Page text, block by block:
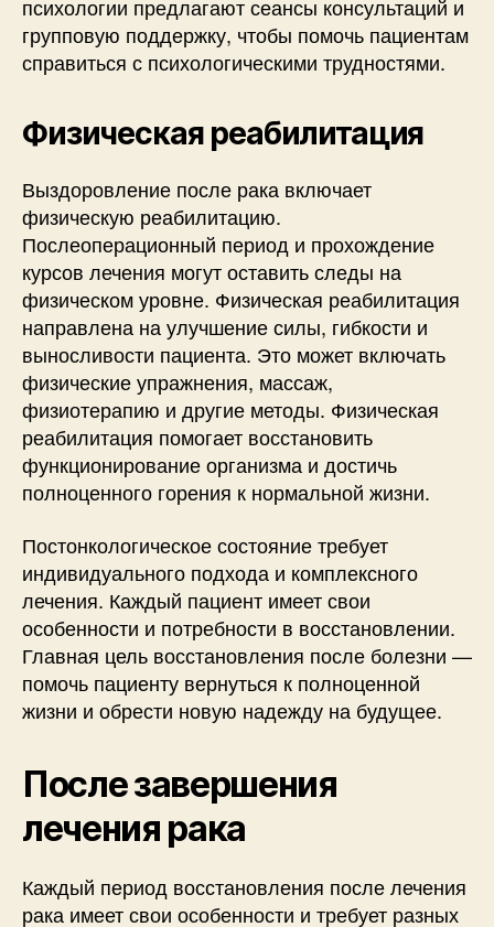
психологии предлагают сеансы консультаций и
групповую поддержку, чтобы помочь пациентам
справиться с психологическими трудностями.
Физическая реабилитация
Выздоровление после рака включает
физическую реабилитацию.
Послеоперационный период и прохождение
курсов лечения могут оставить следы на
физическом уровне. Физическая реабилитация
направлена на улучшение силы, гибкости и
выносливости пациента. Это может включать
физические упражнения, массаж,
физиотерапию и другие методы. Физическая
реабилитация помогает восстановить
функционирование организма и достичь
полноценного горения к нормальной жизни.
Постонкологическое состояние требует
индивидуального подхода и комплексного
лечения. Каждый пациент имеет свои
особенности и потребности в восстановлении.
Главная цель восстановления после болезни —
помочь пациенту вернуться к полноценной
жизни и обрести новую надежду на будущее.
После завершения
лечения рака
Каждый период восстановления после лечения
рака имеет свои особенности и требует разных